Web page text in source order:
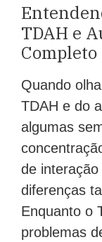
TDAH e
Completo
Quando
TDAH e do
algumas
de
diferenças
Enquanto o
problemas